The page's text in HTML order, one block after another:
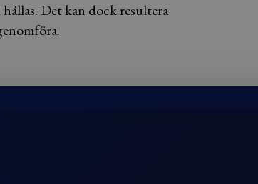
Det kan dock resultera